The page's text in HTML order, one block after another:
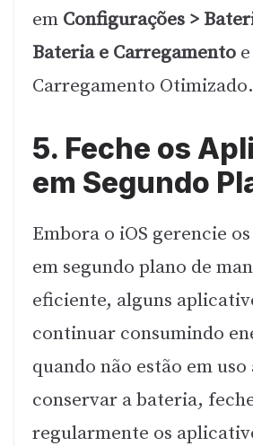
em Configurações >
Bateria e Carregamento
Carregamento Otimizado.
5. Feche os
em Segundo
Embora o iOS gerencie
em segundo plano de
eficiente, alguns
continuar consumindo
quando não estão em
conservar a bateria,
regularmente os